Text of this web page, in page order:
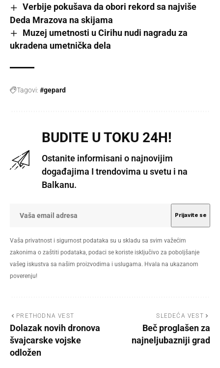
Verbije pokušava da obori rekord sa najviše
Deda Mrazova na skijama
Muzej umetnosti u Cirihu nudi nagradu za
ukradena umetnička dela
Tagovi: #gepard
BUDITE U TOKU 24H!
Ostanite informisani o najnovijim
događajima I trendovima u svetu i na
Balkanu.
Vaša privatnost i sigurnost podataka su u skladu sa svim važećim
zakonima o zaštiti podataka, podaci se koriste isključivo za poboljšanje
vašeg iskustva sa našim proizvodima i uslugama. Hvala na ukazanom
poverenju!
PRETHODNA VEST
Dolazak novih dronova
švajcarske vojske
odložen
SLEDEĆA VEST
Beč proglašen za
najneljubazniji grad